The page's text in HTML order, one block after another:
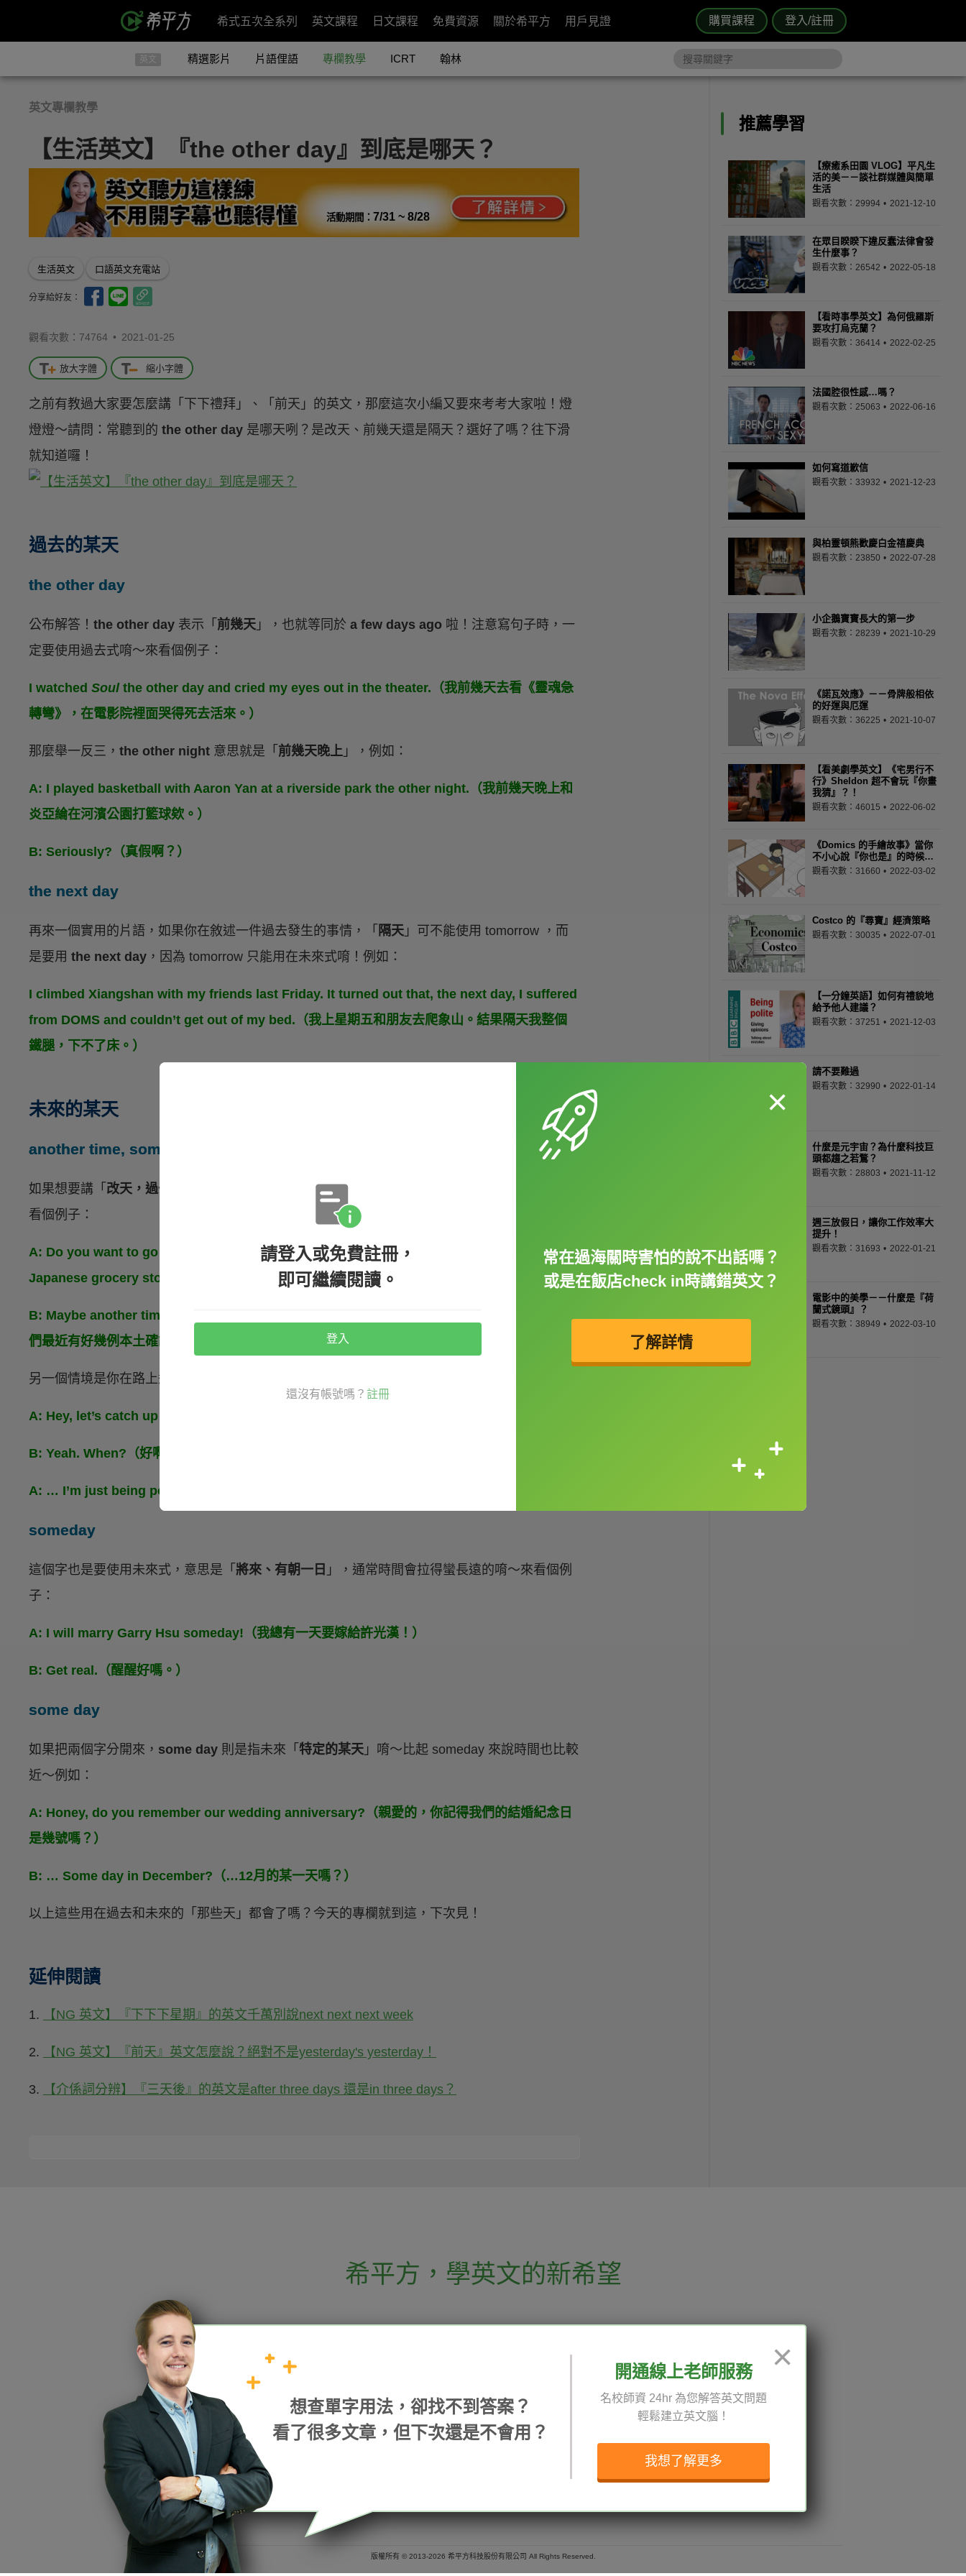
購買課程 登入/註冊
希式五次全系列 英文課程 日文課程 免費資源 關於希平方 用戶見證
英文 精選影片 片語俚語 專欄教學 ICRT 翰林
英文專欄教學
【生活英文】『the other day』到底是哪天？
活動期間： 7/31 ~ 8/28
生活英文 口語英文充電站
分享給好友：
觀看次數：74764 • 2021-01-25
放大字體 縮小字體
之前有教過大家要怎麼講「下下禮拜」、「前天」的英文，那麼這次小編又要來考考大家啦！燈
燈燈～請問：常聽到的 the other day 是哪天咧？是改天、前幾天還是隔天？選好了嗎？往下滑
就知道囉！
過去的某天
the other day
公布解答！ the other day 表示「 前幾天 」，也就等同於 a few days ago 啦！注意寫句子時，一
定要使用過去式唷～來看個例子：
I watched Soulthe other day and cried my eyes out in the theater.（我前幾天去看《靈魂急
轉彎》，在電影院裡面哭得死去活來。）
那麼舉一反三， the other night 意思就是「 前幾天晚上 」，例如：
A: I played basketball with Aaron Yan at a riverside park the other night.（我前幾天晚上和
炎亞綸在河濱公園打籃球欸。）
B: Seriously?（真假啊？）
the next day
再來一個實用的片語，如果你在敘述一件過去發生的事情，「 隔天 」可不能使用 tomorrow ，而
是要用 the next day ，因為 tomorrow 只能用在未來式唷！例如：
I climbed Xiangshan with my friends last Friday. It turned out that, the next day, I suffered
from DOMS and couldn’t get out of my bed.（我上星期五和朋友去爬象山。結果隔天我整個
鐵腿，下不了床。）
未來的某天
another time, sometime
如果想要講「 改天，過一陣子 」再做某件事，英文中我們會用
看個例子：
A: Do you want to go to Ximending after work? I heard that there is a newly opened
Japanese grocery store.（你下班後想不想去西門町？聽說有一間新開的日本雜貨店耶。）
B: Maybe another time. We have confirmed several local cases recently.（過一陣子吧。我
們最近有好幾例本土確診。）
另一個情境是你在路上遇到熟人，短暫寒暄要結束對話時這麼說：
A: Hey, let’s catch up sometime!（嘿，我們改天出來聚聚吧！）
B: Yeah. When?（好啊。約什麼時候？）
A: … I’m just being polite.（…我只是在說客套話。）
someday
這個字也是要使用未來式，意思是「 將來、有朝一日 」，通常時間會拉得蠻長遠的唷～來看個例
子：
A: I will marry Garry Hsu someday!（我總有一天要嫁給許光漢！）
B: Get real.（醒醒好嗎。）
some day
如果把兩個字分開來， some day 則是指未來「 特定的某天 」唷～比起 someday 來說時間也比較
近～例如：
A: Honey, do you remember our wedding anniversary?（親愛的，你記得我們的結婚紀念日
是幾號嗎？）
B: … Some day in December?（…12月的某一天嗎？）
以上這些用在過去和未來的「那些天」都會了嗎？今天的專欄就到這，下次見！
延伸閱讀
1. 【NG 英文】『下下下星期』的英文千萬別說next next next week
2. 【NG 英文】『前天』英文怎麼說？絕對不是yesterday's yesterday！
3. 【介係詞分辨】『三天後』的英文是after three days 還是in three days？
推薦學習
【療癒系田園 VLOG】平凡生
活的美－－談社群媒體與簡單
生活
觀看次數：29994 2021-12-10
在眾目睽睽下違反蠢法律會發
生什麼事？
觀看次數：26542 2022-05-18
【看時事學英文】為何俄羅斯
要攻打烏克蘭？
觀看次數：36414 2022-02-25
法國腔很性感…嗎？
觀看次數：25063 2022-06-16
如何寫道歉信
觀看次數：33932 2021-12-23
與柏靈頓熊歡慶白金禧慶典
觀看次數：23850 2022-07-28
小企鵝寶寶長大的第一步
觀看次數：28239 2021-10-29
《諾瓦效應》－－骨牌般相依
的好運與厄運
觀看次數：36225 2021-10-07
【看美劇學英文】《宅男行不
行》Sheldon 超不會玩『你畫
我猜』？！
觀看次數：46015 2022-06-02
《Domics 的手繪故事》當你
不小心說『你也是』的時候…
觀看次數：31660 2022-03-02
Costco 的『尋寶』經濟策略
觀看次數：30035 2022-07-01
【一分鐘英語】如何有禮貌地
給予他人建議？
觀看次數：37251 2021-12-03
請不要難過
觀看次數：32990 2022-01-14
什麼是元宇宙？為什麼科技巨
頭都趨之若鶩？
觀看次數：28803 2021-11-12
週三放假日，讓你工作效率大
提升！
觀看次數：31693 2022-01-21
電影中的美學－－什麼是『荷
蘭式鏡頭』？
觀看次數：38949 2022-03-10
希平方 ， 學英文的新希望
加入我們 / 追蹤：
攻其不背
精選影片
隱私權與服務條款
版權所有 © 2013-2026 希平方科技股份有限公司 All Rights Reserved.
×
想查單字用法，卻找不到答案？
看了很多文章，但下次還是不會用？
開通線上老師服務
名校師資 24hr 為您解答英文問題
輕鬆建立英文腦！
我想了解更多
×
請登入或免費註冊，
即可繼續閱讀。
登入
還沒有帳號嗎？ 註冊
常在過海關時害怕的說不出話嗎？
或是在飯店check in時講錯英文？
了解詳情